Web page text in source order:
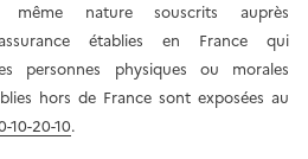
même nature souscrits auprès
établies en France qui
personnes physiques ou morales
hors de France sont exposées au
10-20-10.